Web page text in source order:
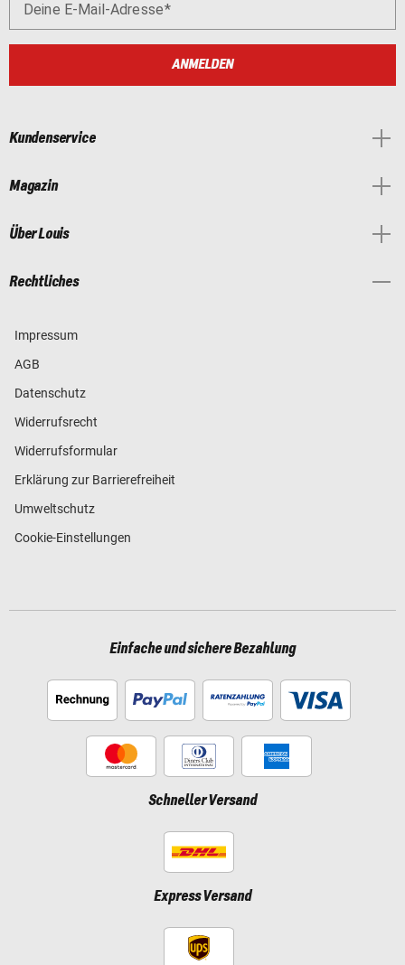
Deine E-Mail-Adresse
ANMELDEN
Kundenservice
Magazin
Über Louis
Rechtliches
Impressum
AGB
Datenschutz
Widerrufsrecht
Widerrufsformular
Erklärung zur Barrierefreiheit
Umweltschutz
Cookie-Einstellungen
Einfache und sichere Bezahlung
Schneller Versand
Express Versand